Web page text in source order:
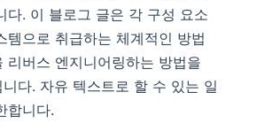
다. 이 블로그 글은 각 구성 요소
템으로 취급하는 체계적인 방법
리버스 엔지니어링하는 방법을
다. 자유 텍스트로 할 수 있는 일
합니다.